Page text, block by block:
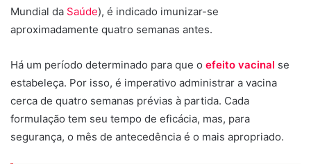
Mundial da Saúde), é indicado imunizar-se
aproximadamente quatro semanas antes.
Há um período determinado para que o efeito vacinal se
estabeleça. Por isso, é imperativo administrar a vacina
cerca de quatro semanas prévias à partida. Cada
formulação tem seu tempo de eficácia, mas, para
segurança, o mês de antecedência é o mais apropriado.